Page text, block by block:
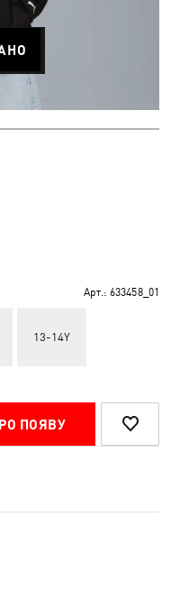
Арт.: 633458_01
13-14Y
ПОЯВУ